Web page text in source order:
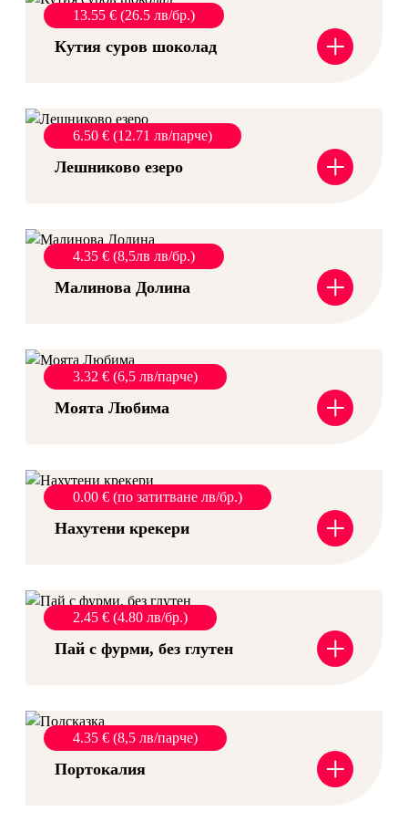
Кутия суров шоколад +
13.55 € (26.5 лв/бр.)
Лешниково езеро +
6.50 € (12.71 лв/парче)
Малинова Долина +
4.35 € (8,5лв лв/бр.)
Моята Любима +
3.32 € (6,5 лв/парче)
Нахутени крекери +
0.00 € (по затитване лв/бр.)
Пай с фурми, без глутен +
2.45 € (4.80 лв/бр.)
Портокалия +
4.35 € (8,5 лв/парче)